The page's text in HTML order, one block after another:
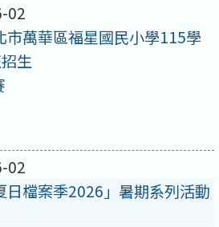
02
市萬華區福星國民小學115學
生
02
日檔案季2026」暑期系列活動